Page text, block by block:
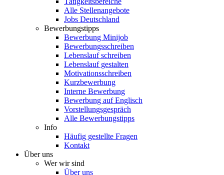
Alle Stellenangebote
Jobs Deutschland
Bewerbungstipps
Bewerbung Minijob
Bewerbungsschreiben
Lebenslauf schreiben
Lebenslauf gestalten
Motivationsschreiben
Kurzbewerbung
Interne Bewerbung
Bewerbung auf Englisch
Vorstellungsgespräch
Alle Bewerbungstipps
Info
Häufig gestellte Fragen
Kontakt
Über uns
Wer wir sind
Über uns